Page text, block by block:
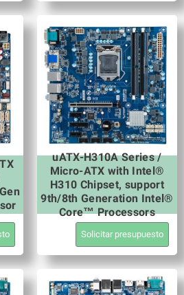
uATX-H310A Series /
Micro-ATX with Intel®
H310 Chipset, support
9th/8th Generation Intel®
Core™ Processors
Solicitar presupuesto